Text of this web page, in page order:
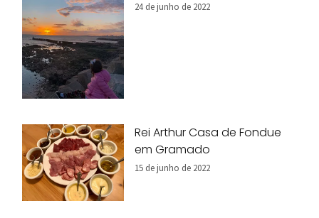
24 de junho de 2022
Rei Arthur Casa de Fondue
em Gramado
15 de junho de 2022